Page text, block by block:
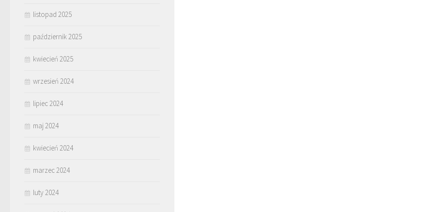
listopad 2025
październik 2025
kwiecień 2025
wrzesień 2024
lipiec 2024
maj 2024
kwiecień 2024
marzec 2024
luty 2024